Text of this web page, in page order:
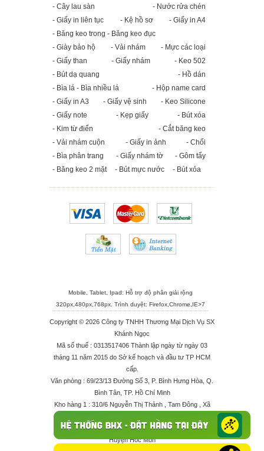
- Cây lau sàn
- Nước rửa chén
- Giấy in liên tục
- Kệ hồ sơ
- Giấy in A4
- Băng keo trong - Băng keo đục
- Giày bảo hộ
- Vải nhám
- Mực các loại
- Giấy than
- Giấy nhám
- Keo 502
- Bút dạ quang
- Hồ dán
- Bìa lá - Bìa nhiều lá
- Hộp name card
- Giấy in A3
- Giấy vệ sinh
- Keo Silicone
- Giấy note
- Kẹp giấy
- Bút xóa
- Kim từ điển
- Cắt băng keo
- Vải nhám cuộn
- Giấy in ảnh
- Chổi
- Bìa phân trang
- Giấy nhám tờ
- Gôm tẩy
- Băng keo 2 mặt
- Bút mực nước - Bút xóa
Mobile, Tablet, Ipad: Hỗ trợ độ phân giải rộng
320px,480px,768px. Trình duyệt: Firefox,Chrome,IE>7
Copyright © 2026 Công ty TNHH Thương Mại Dịch Vụ SX
Khánh Ngọc
Mã số thuế : 0313517406 Thành lập ngày từ ngày 03
tháng 11 năm 2015 do Sở kế hoạch và đầu tư TP HCM
cấp.
Văn phòng : 69/23/13 Đường Số 3, P. Bình Hưng Hòa, Q.
Bình Tân, TP. Hồ Chí Minh
Kho hàng 1 : 310/6 Nguyễn Thị Thảnh , Tam Đông , Xã
Kho hàng 2 : 68/2X Ấp Đông 1 , Xã Thới Tam Thôn ,
Huyện Hóc Môn